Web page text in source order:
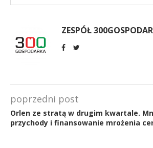
ZESPÓŁ
poprzedni post
Orlen ze stratą w drugim kwartale.
przychody i finansowanie mrożenia